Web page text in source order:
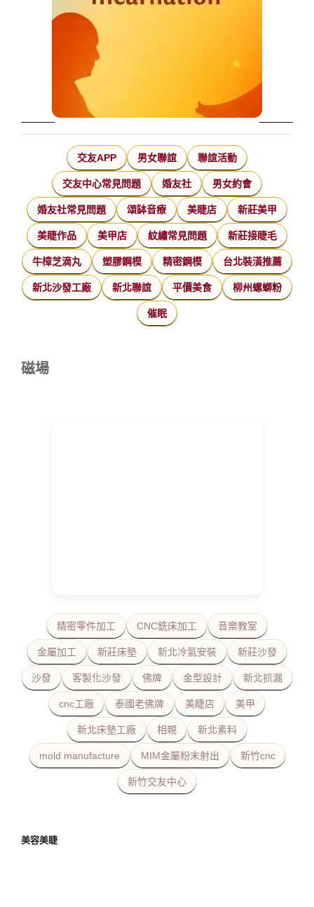
交友APP 男女聯誼 聯誼活動
交友中心常見問題 婚友社 男女約會
婚友社常見問題 頌缽音療 美睫店 新莊美甲
美睫作品 美甲店 紋繡常見問題 新莊接睫毛
牛樟芝滴丸 塑膠鋼模 精密鋼模 台北裝潢推薦
新北沙發工廠 新北聯誼 平價美食 柳州螺螄粉
催眠
磁場
精密零件加工 CNC銑床加工 音樂教室
金屬加工 新莊床墊 新北冷氣安裝 新莊沙發
沙發 客製化沙發 佛牌 金型設計 新北抓漏
cnc工廠 泰國老佛牌 美睫店 美甲
新北床墊工廠 相親 新北素料
mold manufacture MIM金屬粉末射出 新竹cnc
新竹交友中心
美容美睫